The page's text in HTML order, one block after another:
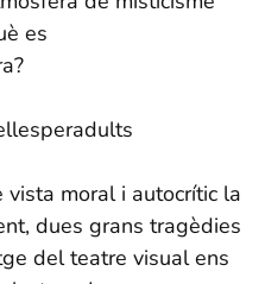
es
vista moral i autocrític la
dues grans tragèdies
del teatre visual ens